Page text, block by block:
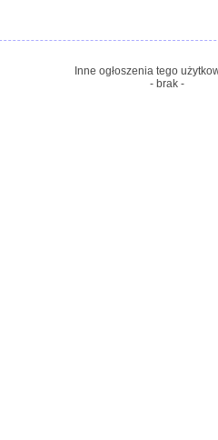
Inne ogłoszenia tego
- brak -